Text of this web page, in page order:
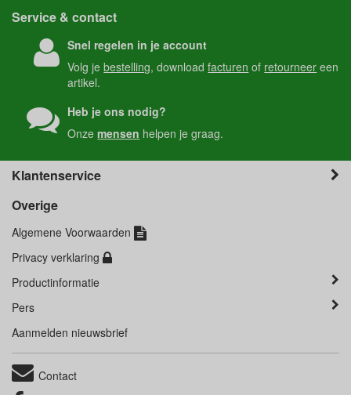
Service & contact
Snel regelen in je account
Volg jebestelling, downloadfacturen of retourneer een
artikel.
Heb je ons nodig?
Onzemensen helpen je graag.
Klantenservice
Overige
Algemene Voorwaarden
Privacy verklaring
Productinformatie
Pers
Aanmelden nieuwsbrief
Contact